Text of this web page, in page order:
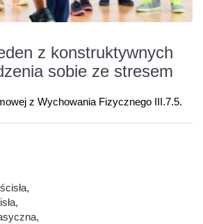
z konstruktywnych
sobie ze stresem
z Wychowania Fizycznego III.7.5.